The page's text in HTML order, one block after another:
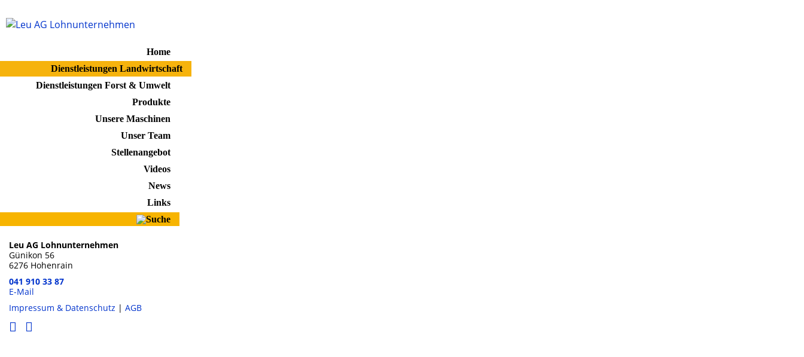
Home
Dienstleistungen Landwirtschaft
Dienstleistungen Forst & Umwelt
Produkte
Unsere Maschinen
Unser Team
Stellenangebot
Videos
News
Links
Leu AG Lohnunternehmen
Günikon 56
6276 Hohenrain
041 910 33 87
E-Mail
Impressum & Datenschutz | AGB